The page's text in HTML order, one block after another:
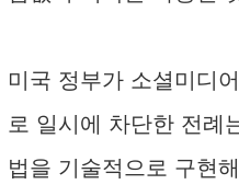
미국 정부가 소셜미디
로 일시에 차단한 전례
법을 기술적으로 구현